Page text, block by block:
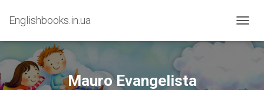
Englishbooks.in.ua
Mauro Evangelista